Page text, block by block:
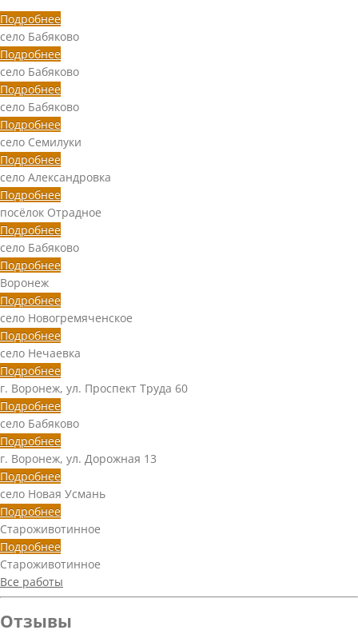
Подробнее
село Бабяково
Подробнее
село Бабяково
Подробнее
село Бабяково
Подробнее
село Семилуки
Подробнее
село Александровка
Подробнее
посёлок Отрадное
Подробнее
село Бабяково
Подробнее
Воронеж
Подробнее
село Новогремяченское
Подробнее
село Нечаевка
Подробнее
г. Воронеж, ул. Проспект Труда 60
Подробнее
село Бабяково
Подробнее
г. Воронеж, ул. Дорожная 13
Подробнее
село Новая Усмань
Подробнее
Староживотинное
Подробнее
Староживотинное
Все работы
Отзывы